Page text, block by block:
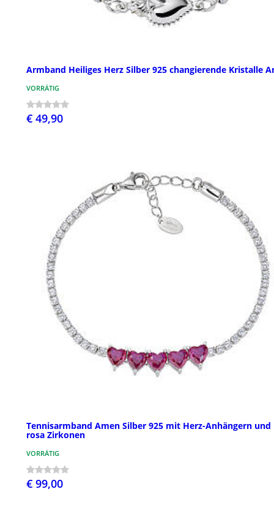
Armband Heiliges Herz Silber 925 changierende Kristalle
VORRÄTIG
€ 49,90
Tennisarmband Amen Silber 925 mit Herz-Anhängern und
rosa Zirkonen
VORRÄTIG
€ 99,00